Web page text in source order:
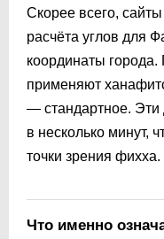
Скорее всего,
расчёта углов для
координаты
применяют
— стандартное.
в несколько минут,
точки зрения фихха.
Что именно